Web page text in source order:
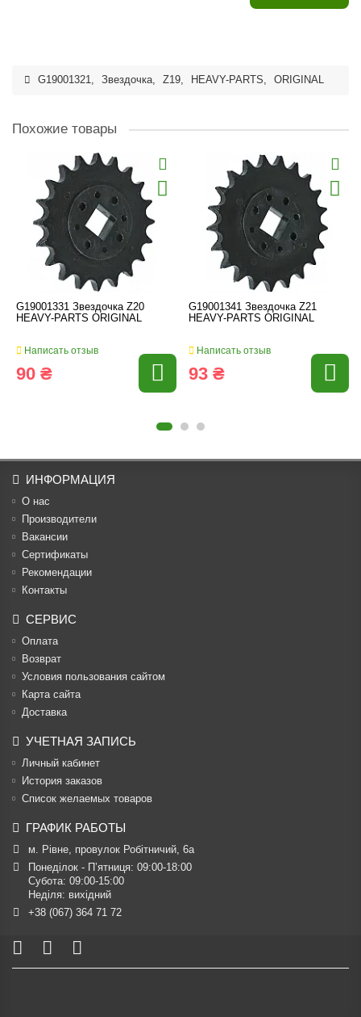
G19001321, Звездочка, Z19, HEAVY-PARTS, ORIGINAL
Похожие товары
G19001331 Звездочка Z20
HEAVY-PARTS ORIGINAL
Написать отзыв
90 ₴
G19001341 Звездочка Z21
HEAVY-PARTS ORIGINAL
Написать отзыв
93 ₴
ИНФОРМАЦИЯ
О нас
Производители
Вакансии
Cертификаты
Рекомендации
Контакты
СЕРВИС
Оплата
Возврат
Условия пользования сайтом
Карта сайта
Доставка
УЧЕТНАЯ ЗАПИСЬ
Личный кабинет
История заказов
Список желаемых товаров
ГРАФИК РАБОТЫ
м. Рівне, провулок Робітничий, 6а
Понеділок - П’ятниця: 09:00-18:00
Субота: 09:00-15:00
Неділя: вихідний
+38 (067) 364 71 72